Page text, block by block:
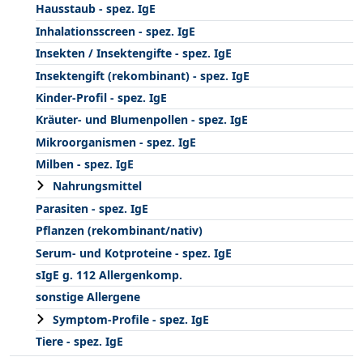
Hausstaub - spez. IgE
Inhalationsscreen - spez. IgE
Insekten / Insektengifte - spez. IgE
Insektengift (rekombinant) - spez. IgE
Kinder-Profil - spez. IgE
Kräuter- und Blumenpollen - spez. IgE
Mikroorganismen - spez. IgE
Milben - spez. IgE
Nahrungsmittel
Parasiten - spez. IgE
Pflanzen (rekombinant/nativ)
Serum- und Kotproteine - spez. IgE
sIgE g. 112 Allergenkomp.
sonstige Allergene
Symptom-Profile - spez. IgE
Tiere - spez. IgE